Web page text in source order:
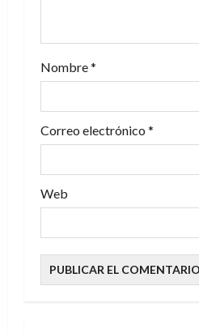
d
a
s
Nombre*
Correo electrónico *
Web